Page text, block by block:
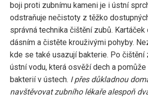
boji proti zubnímu kameni je i ústní
odstraňuje nečistoty z těžko
správná technika čištění zubů.
dásním a čistěte krouživými pohyby.
kde se také usazují bakterie. Po čištění
ústní vodu, která osvěží dech a
bakterií v ústech. I přes důkladnou
navštěvovat zubního lékaře alespoň